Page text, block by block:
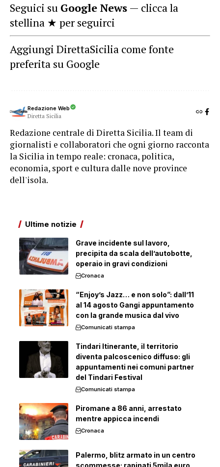
Seguici su Google News — clicca la
stellina ★ per seguirci
Aggiungi DirettaSicilia come fonte
preferita su Google
Redazione Web
Diretta Sicilia
Redazione centrale di Diretta Sicilia. Il team di
giornalisti e collaboratori che ogni giorno racconta
la Sicilia in tempo reale: cronaca, politica,
economia, sport e cultura dalle nove province
dell'isola.
Ultime notizie
Grave incidente sul lavoro,
precipita da scala dell’autobotte,
operaio in gravi condizioni
Cronaca
“Enjoy’s Jazz… e non solo”: dall’11
al 14 agosto Gangi appuntamento
con la grande musica dal vivo
Comunicati stampa
Tindari Itinerante, il territorio
diventa palcoscenico diffuso: gli
appuntamenti nei comuni partner
del Tindari Festival
Comunicati stampa
Piromane a 86 anni, arrestato
mentre appicca incendi
Cronaca
Palermo, blitz armato in un centro
scommesse: rapinati 5mila euro